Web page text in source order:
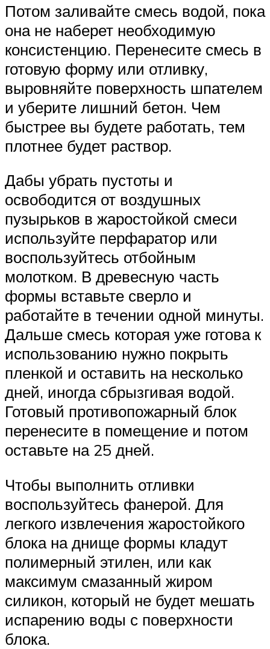
Потом заливайте смесь водой, пока
она не наберет необходимую
консистенцию. Перенесите смесь в
готовую форму или отливку,
выровняйте поверхность шпателем
и уберите лишний бетон. Чем
быстрее вы будете работать, тем
плотнее будет раствор.
Дабы убрать пустоты и
освободится от воздушных
пузырьков в жаростойкой смеси
используйте перфаратор или
воспользуйтесь отбойным
молотком. В древесную часть
формы вставьте сверло и
работайте в течении одной минуты.
Дальше смесь которая уже готова к
использованию нужно покрыть
пленкой и оставить на несколько
дней, иногда сбрызгивая водой.
Готовый противопожарный блок
перенесите в помещение и потом
оставьте на 25 дней.
Чтобы выполнить отливки
воспользуйтесь фанерой. Для
легкого извлечения жаростойкого
блока на днище формы кладут
полимерный этилен, или как
максимум смазанный жиром
силикон, который не будет мешать
испарению воды с поверхности
блока.